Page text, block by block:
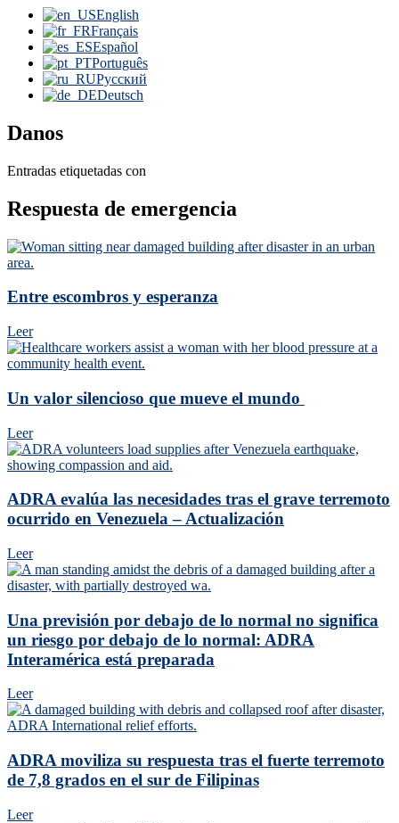
English
Français
Español
Português
Русский
Deutsch
Danos
Entradas etiquetadas con
Respuesta de emergencia
Entre escombros y esperanza
Leer
Un valor silencioso que mueve el mundo
Leer
ADRA evalúa las necesidades tras el grave terremoto
ocurrido en Venezuela – Actualización
Leer
Una previsión por debajo de lo normal no significa
un riesgo por debajo de lo normal: ADRA
Interamérica está preparada
Leer
ADRA moviliza su respuesta tras el fuerte terremoto
de 7,8 grados en el sur de Filipinas
Leer